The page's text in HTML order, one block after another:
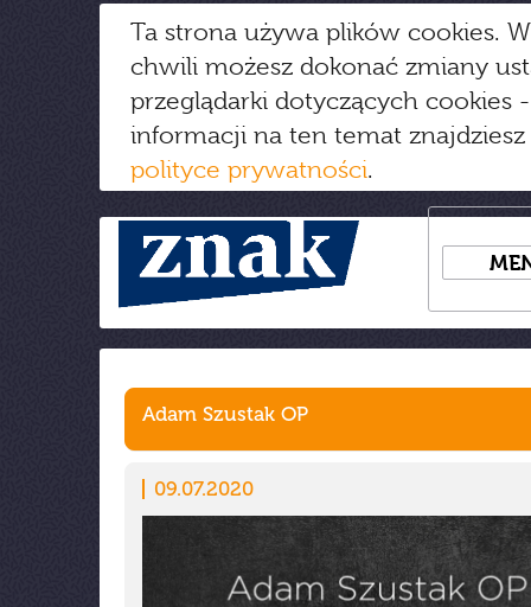
Ta strona używa plików cookies.
chwili możesz dokonać zmiany
przeglądarki dotyczących cookies
informacji na ten temat
polityce prywatności.
Adam Szustak OP
09.07.2020